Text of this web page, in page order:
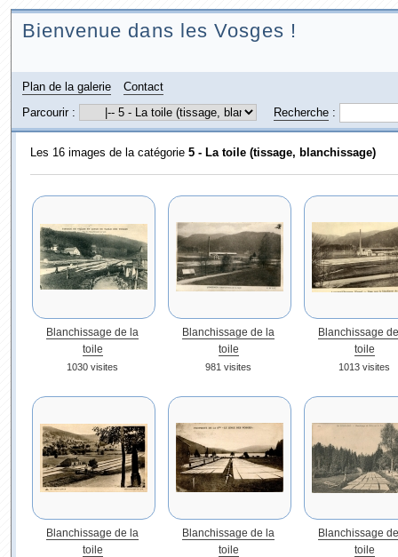
Bienvenue dans les Vosges !
Plan de la galerie
Contact
Parcourir :
Recherche:
Les 16 images de la catégorie 5 - La toile (tissage, blanchissage)
Blanchissage de la
toile
1030 visites
Blanchissage de la
toile
981 visites
Blanchissage
toile
1013 visites
Blanchissage de la
toile
Blanchissage de la
toile
Blanchissage
toile